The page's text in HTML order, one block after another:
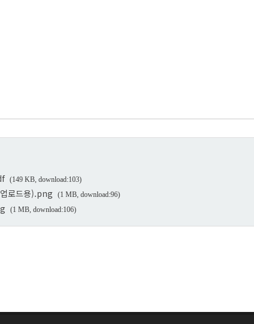
(149 KB, download:103)
로드용).png (1 MB, download:96)
(1 MB, download:106)